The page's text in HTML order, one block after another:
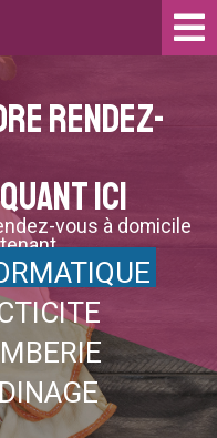
rendez-
ici
vous à domicile